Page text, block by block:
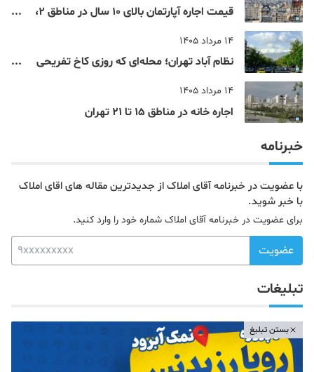
قیمت اجاره آپارتمان بالای 10 سال در مناطق 2،
14 مرداد 1405
نظام‌ آباد تهران؛ محله‌ای که روزی کاخ تفریحی
14 مرداد 1405
اجاره خانه در مناطق 15 تا 21 تهران
خبرنامه
با عضویت در خبرنامه آقای املاک از جدیدترین مقاله های اقای املاک
با خبر شوید.
برای عضویت در خبرنامه آقای املاک شماره خود را وارد کنید.
عضویت
تبلیغات
بستن تبلیغ